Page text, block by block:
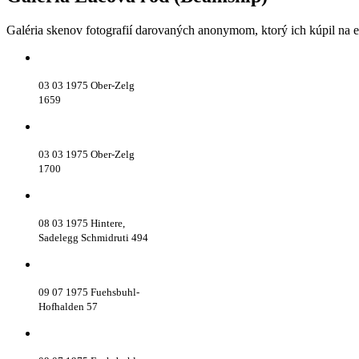
Galéria skenov fotografií darovaných anonymom, ktorý ich kúpil na
03 03 1975 Ober-Zelg
1659
03 03 1975 Ober-Zelg
1700
08 03 1975 Hintere,
Sadelegg Schmidruti 494
09 07 1975 Fuehsbuhl-
Hofhalden 57